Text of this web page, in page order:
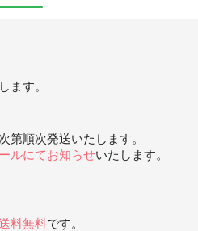
ます。
第順次発送いたします。
ルにてお知らせいたします。
料無料です。